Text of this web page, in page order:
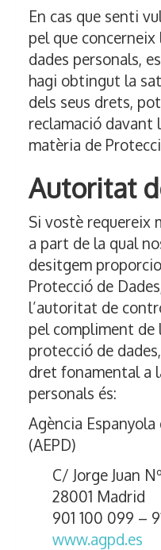
En cas que senti
pel que
dades personals,
hagi obtingut la
dels seus drets,
reclamació davant
matèria de
Autoritat
Si vostè requereix
a part de la qual
desitgem
Protecció de
l’autoritat de
pel compliment de
protecció de
dret fonamental a
personals és:
Agència
(AEPD)
C/ Jorge Juan
28001 Madrid
901 100 099 –
www.agpd.es